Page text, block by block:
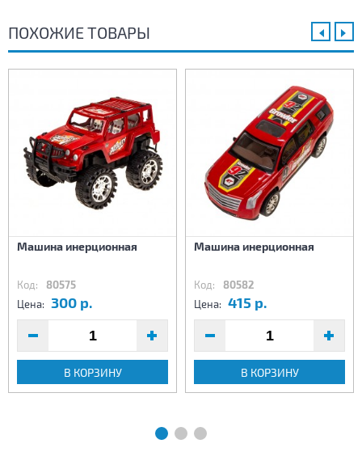
ПОХОЖИЕ ТОВАРЫ
Машина инерционная
Код: 80575
Цена: 300 р.
В КОРЗИНУ
Машина инерционная
Код: 80582
Цена: 415 р.
В КОРЗИНУ